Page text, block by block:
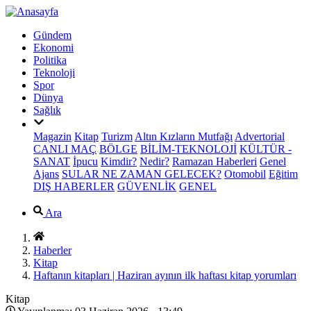
Gündem
Ekonomi
Politika
Teknoloji
Spor
Dünya
Sağlık
Magazin Kitap Turizm Altın Kızların Mutfağı Advertorial
CANLI MAÇ BÖLGE BİLİM-TEKNOLOJİ KÜLTÜR -
SANAT İpucu Kimdir? Nedir? Ramazan Haberleri Genel
Ajans SULAR NE ZAMAN GELECEK? Otomobil Eğitim
DIŞ HABERLER GÜVENLİK GENEL
Ara
Haberler
Kitap
Haftanın kitapları | Haziran ayının ilk haftası kitap yorumları
Kitap